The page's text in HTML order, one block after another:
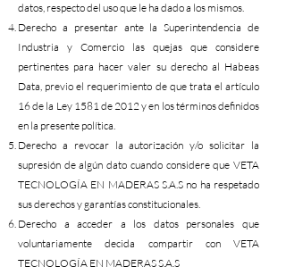
datos, respecto del uso que le ha dado a los mismos.
Derecho a presentar ante la Superintendencia de
Industria y Comercio las quejas que considere
pertinentes para hacer valer su derecho al Habeas
Data, previo el requerimiento de que trata el artículo
16 de la Ley 1581 de 2012 y en los términos definidos
en la presente política.
Derecho a revocar la autorización y/o solicitar la
supresión de algún dato cuando considere que VETA
TECNOLOGÍA EN MADERAS S.A.S no ha respetado
sus derechos y garantías constitucionales.
Derecho a acceder a los datos personales que
voluntariamente decida compartir con VETA
TECNOLOGÍA EN MADERAS S.A.S